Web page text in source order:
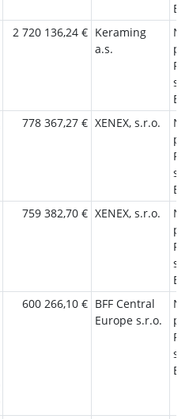
2 720 136,24 € Keraming
a.s.
778 367,27 € XENEX, s.r.o.
759 382,70 € XENEX, s.r.o.
600 266,10 € BFF Central
Europe s.r.o.